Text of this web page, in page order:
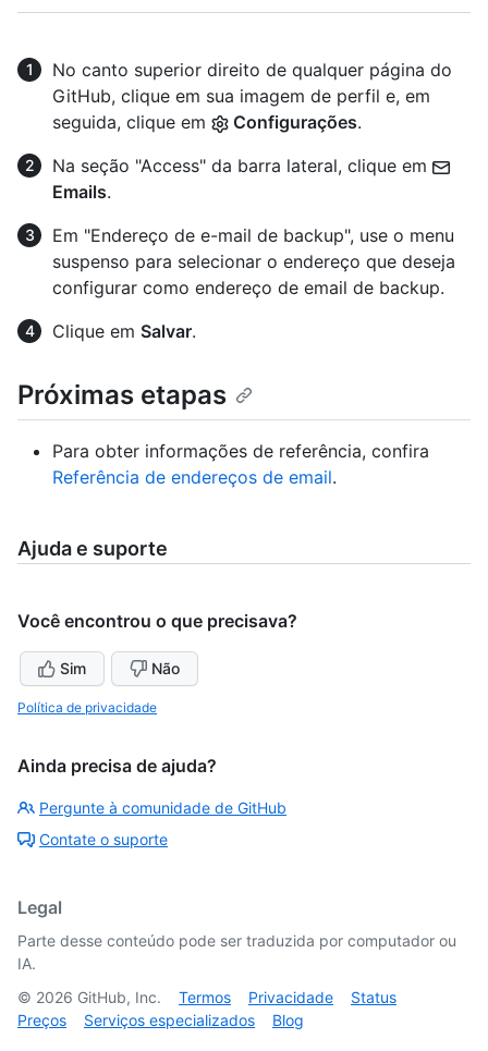
No canto superior direito de qualquer página do
GitHub, clique em sua imagem de perfil e, em
seguida, clique em
Configurações.
Na seção "Access" da barra lateral, clique em
Emails.
Em "Endereço de e-mail de backup", use o menu
suspenso para selecionar o endereço que deseja
configurar como endereço de email de backup.
Clique em Salvar.
Próximas etapas
Para obter informações de referência, confira
Referência de endereços de email.
Ajuda e suporte
Você encontrou o que precisava?
Sim Não
Política de privacidade
Ainda precisa de ajuda?
Pergunte à comunidade de GitHub
Contate o suporte
Legal
Parte desse conteúdo pode ser traduzida por computador ou
IA.
© 2026 GitHub, Inc. Termos Privacidade
Status
Preços
Serviços especializados Blog